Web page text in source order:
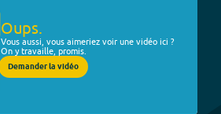
Oups.
Vous aussi, vous aimeriez voir une vidéo ici ?
On y travaille, promis.
Demander la vidéo